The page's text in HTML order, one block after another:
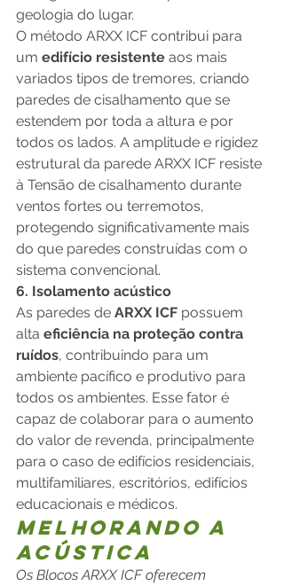
geologia do lugar.
O método ARXX ICF contribui para
um edifício resistente aos mais
variados tipos de tremores, criando
paredes de cisalhamento que se
estendem por toda a altura e por
todos os lados. A amplitude e rigidez
estrutural da parede ARXX ICF resiste
à Tensão de cisalhamento durante
ventos fortes ou terremotos,
protegendo significativamente mais
do que paredes construídas com o
sistema convencional.
6. Isolamento acústico
As paredes de ARXX ICF possuem
alta eficiência na proteção contra
ruídos, contribuindo para um
ambiente pacífico e produtivo para
todos os ambientes. Esse fator é
capaz de colaborar para o aumento
do valor de revenda, principalmente
para o caso de edifícios residenciais,
multifamiliares, escritórios, edifícios
educacionais e médicos.
Melhorando a
Acústica
Os Blocos ARXX ICF oferecem